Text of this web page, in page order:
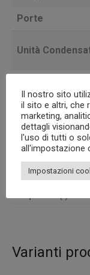
Porte
Unità
Versione
Profondità
Capacità
Corpo
Varianti
Il nostro sito
il sito e altri, che
marketing,
dettagli
l'uso di tutti o
all'impostazione
Impostazioni